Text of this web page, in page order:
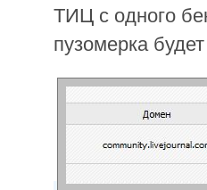
ТИЦ с одного
пузомерка